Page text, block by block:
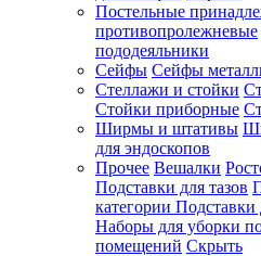
Постельные
противопролежневые
пододеяльники
Сейфы Сейфы
Стеллажи и стойки
Стойки приборные
Ширмы и штативы
для эндоскопов
Прочее Вешалки
Подставки для тазов
категории Подставки
Наборы для уборки
помещений Скрыть